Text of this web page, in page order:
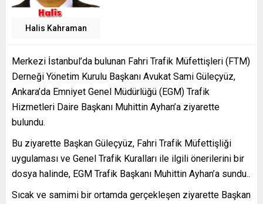
Halis Kahraman
Merkezi İstanbul’da bulunan Fahri Trafik Müfettişleri (FTM)
Derneği Yönetim Kurulu Başkanı Avukat Sami Güleçyüz,
Ankara’da Emniyet Genel Müdürlüğü (EGM) Trafik
Hizmetleri Daire Başkanı Muhittin Ayhan’a ziyarette
bulundu.
Bu ziyarette Başkan Güleçyüz, Fahri Trafik Müfettişliği
uygulaması ve Genel Trafik Kuralları ile ilgili önerilerini bir
dosya halinde, EGM Trafik Başkanı Muhittin Ayhan’a sundu..
Sıcak ve samimi bir ortamda gerçekleşen ziyarette Başkan